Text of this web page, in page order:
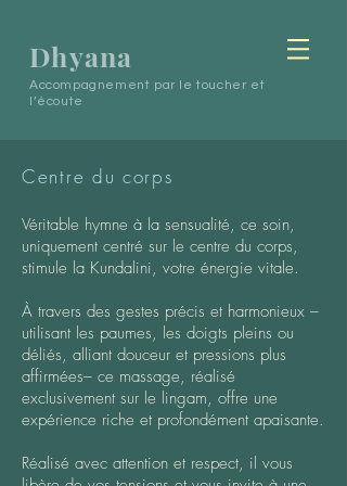
Dhyana
Accompagnement par le toucher et
l’écoute
Centre du corps
Véritable hymne à la sensualité, ce soin,
uniquement centré sur le centre du corps,
stimule la Kundalini, votre énergie vitale.
À travers des gestes précis et harmonieux –
utilisant les paumes, les doigts pleins ou
déliés, alliant douceur et pressions plus
affirmées– ce massage, réalisé
exclusivement sur le lingam, offre une
expérience riche et profondément apaisante.
Réalisé avec attention et respect, il vous